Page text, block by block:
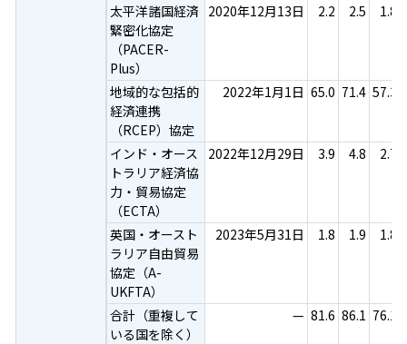
太平洋諸国経済
緊密化協定
（PACER-
Plus）
2020年12月13日 2.2 2.5 1.8
地域的な包括的
経済連携
（RCEP）協定
2022年1月1日 65.0 71.4 57.3
インド・オース
トラリア経済協
力・貿易協定
（ECTA）
2022年12月29日 3.9 4.8 2.7
英国・オースト
ラリア自由貿易
協定（A-
UKFTA）
2023年5月31日 1.8 1.9 1.8
合計（重複して
いる国を除く）
— 81.6 86.1 76.1